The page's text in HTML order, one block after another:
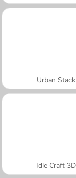
Urban Stack
Idle Craft 3D